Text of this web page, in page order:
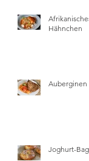
Hähnchen
Auberginen
Joghurt-